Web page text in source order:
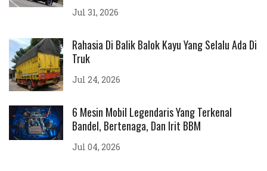
Jul 31, 2026
Rahasia Di Balik Balok Kayu Yang Selalu Ada Di
Truk
Jul 24, 2026
6 Mesin Mobil Legendaris Yang Terkenal
Bandel, Bertenaga, Dan Irit BBM
Jul 04, 2026